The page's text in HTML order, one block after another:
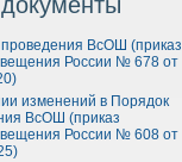
ВсОШ (приказ
России № 678 от
изменений в Порядок
ВсОШ (приказ
России № 608 от